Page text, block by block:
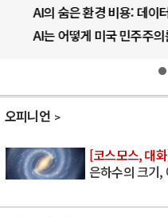
AI의 숨은 환경 비용: 데이터센
AI는 어떻게 미국 민주주의를
오피니언
[코스모스, 대
은하수의 크기